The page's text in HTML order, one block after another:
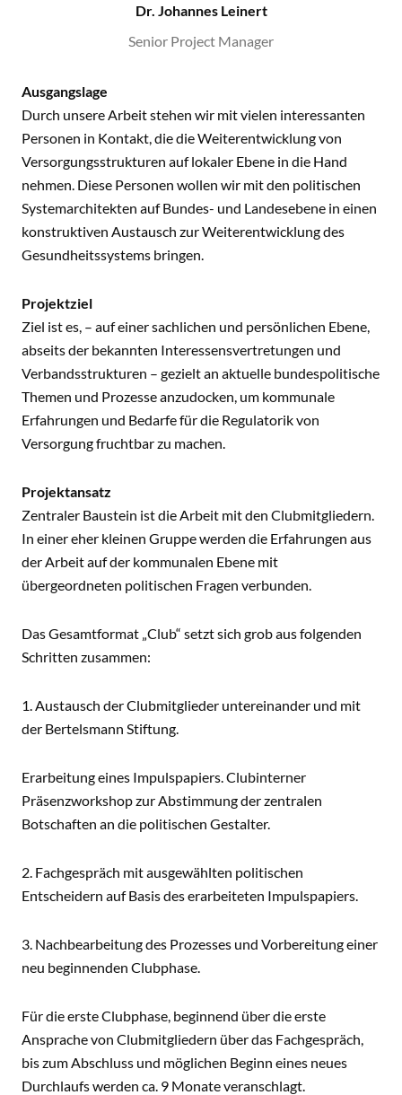
Dr. Johannes Leinert
Senior Project Manager
Ausgangslage
Durch unsere Arbeit stehen wir mit vielen interessanten
Personen in Kontakt, die die Weiterentwicklung von
Versorgungsstrukturen auf lokaler Ebene in die Hand
nehmen. Diese Personen wollen wir mit den politischen
Systemarchitekten auf Bundes- und Landesebene in einen
konstruktiven Austausch zur Weiterentwicklung des
Gesundheitssystems bringen.
Projektziel
Ziel ist es, – auf einer sachlichen und persönlichen Ebene,
abseits der bekannten Interessensvertretungen und
Verbandsstrukturen – gezielt an aktuelle bundespolitische
Themen und Prozesse anzudocken, um kommunale
Erfahrungen und Bedarfe für die Regulatorik von
Versorgung fruchtbar zu machen.
Projektansatz
Zentraler Baustein ist die Arbeit mit den Clubmitgliedern.
In einer eher kleinen Gruppe werden die Erfahrungen aus
der Arbeit auf der kommunalen Ebene mit
übergeordneten politischen Fragen verbunden.
Das Gesamtformat „Club“ setzt sich grob aus folgenden
Schritten zusammen:
1. Austausch der Clubmitglieder untereinander und mit
der Bertelsmann Stiftung.
Erarbeitung eines Impulspapiers. Clubinterner
Präsenzworkshop zur Abstimmung der zentralen
Botschaften an die politischen Gestalter.
2. Fachgespräch mit ausgewählten politischen
Entscheidern auf Basis des erarbeiteten Impulspapiers.
3. Nachbearbeitung des Prozesses und Vorbereitung einer
neu beginnenden Clubphase.
Für die erste Clubphase, beginnend über die erste
Ansprache von Clubmitgliedern über das Fachgespräch,
bis zum Abschluss und möglichen Beginn eines neues
Durchlaufs werden ca. 9 Monate veranschlagt.